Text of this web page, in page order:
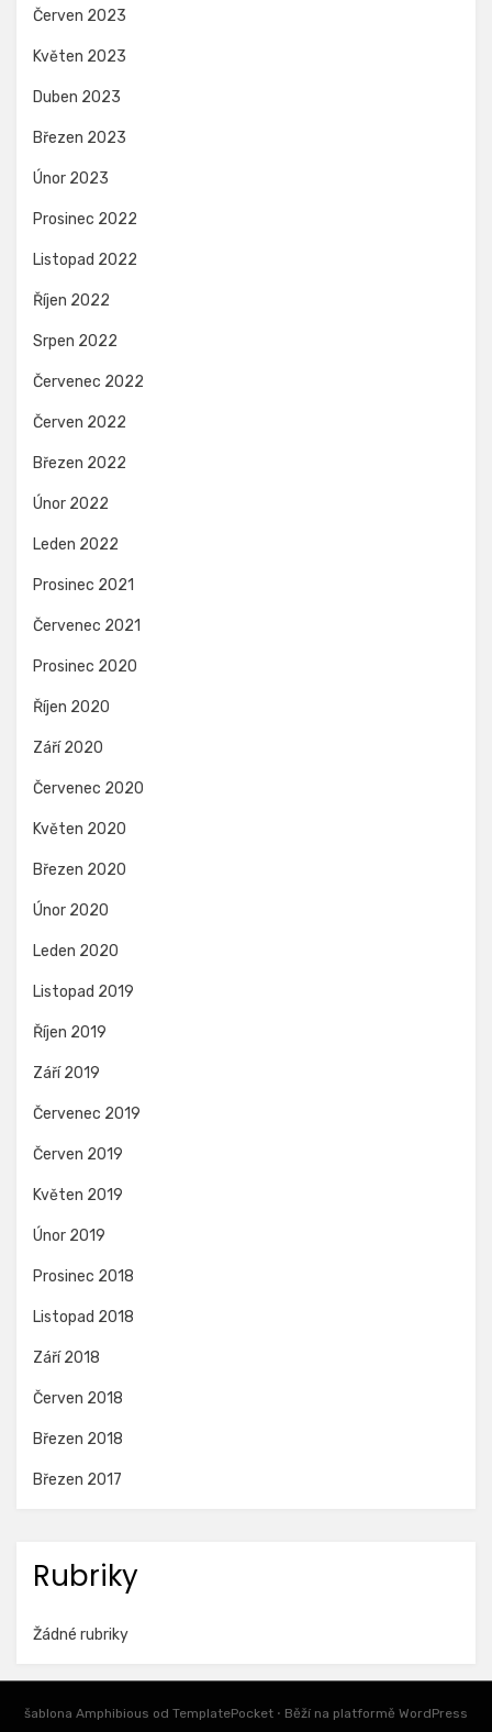
Červen 2023
Květen 2023
Duben 2023
Březen 2023
Únor 2023
Prosinec 2022
Listopad 2022
Říjen 2022
Srpen 2022
Červenec 2022
Červen 2022
Březen 2022
Únor 2022
Leden 2022
Prosinec 2021
Červenec 2021
Prosinec 2020
Říjen 2020
Září 2020
Červenec 2020
Květen 2020
Březen 2020
Únor 2020
Leden 2020
Listopad 2019
Říjen 2019
Září 2019
Červenec 2019
Červen 2019
Květen 2019
Únor 2019
Prosinec 2018
Listopad 2018
Září 2018
Červen 2018
Březen 2018
Březen 2017
Rubriky
Žádné rubriky
šablona Amphibious od TemplatePocket ⋅ Běží na platformě WordPress